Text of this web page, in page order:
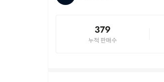
379
누적 판매수